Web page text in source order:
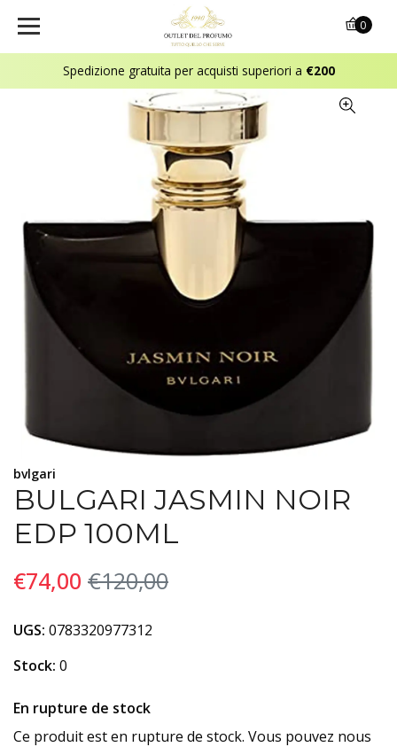
Spedizione gratuita per acquisti superiori a €200
0
bvlgari
BULGARI JASMIN NOIR
EDP 100ML
€74,00 €120,00
UGS: 0783320977312
Stock: 0
En rupture de stock
Ce produit est en rupture de stock. Vous pouvez nous